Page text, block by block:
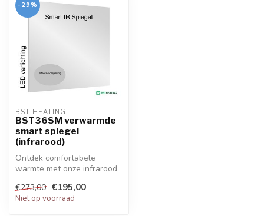
-29%
BST HEATING
BST36SM verwarmde
smart spiegel
(infrarood)
Ontdek comfortabele
warmte met onze infrarood
eenvoudig te ...
€273,00 €195,00
Niet op voorraad